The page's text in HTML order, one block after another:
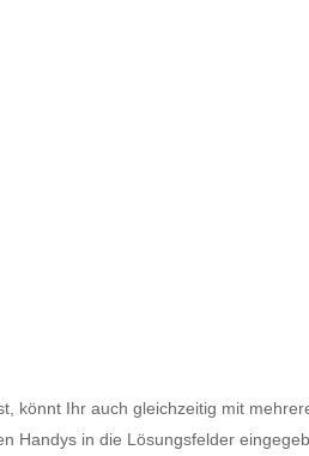
könnt Ihr auch gleichzeitig mit
Handys in die Lösungsfelder